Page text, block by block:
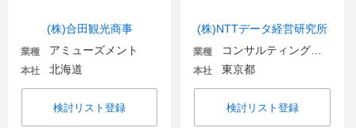
(株)合田観光商事
業種 アミューズメント
本社 北海道
検討リスト登録
(株)NTTデータ経営研究所
業種
本社 東京都
検討リスト登録